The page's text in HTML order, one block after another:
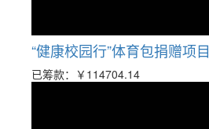
“健康校园行”体育包捐赠项目
已筹款： ￥114704.14